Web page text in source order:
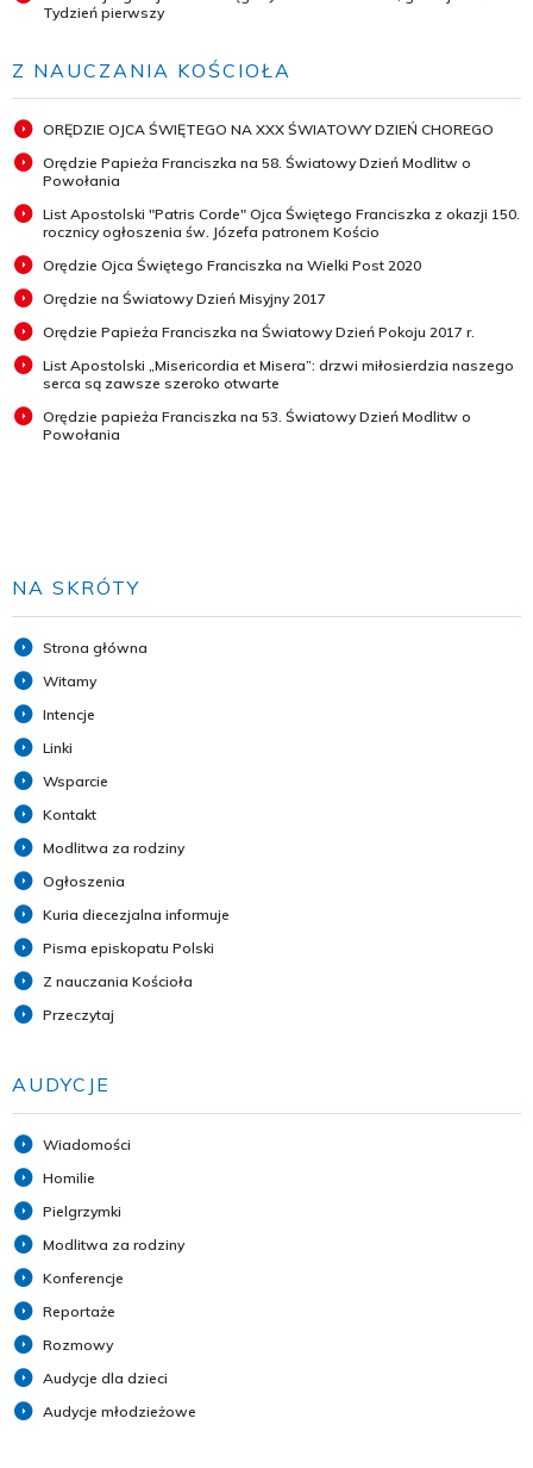
Tydzień pierwszy
Z NAUCZANIA KOŚCIOŁA
ORĘDZIE OJCA ŚWIĘTEGO NA XXX ŚWIATOWY DZIEŃ CHOREGO
Orędzie Papieża Franciszka na 58. Światowy Dzień Modlitw o
Powołania
List Apostolski "Patris Corde" Ojca Świętego Franciszka z okazji 150.
rocznicy ogłoszenia św. Józefa patronem Kościo
Orędzie Ojca Świętego Franciszka na Wielki Post 2020
Orędzie na Światowy Dzień Misyjny 2017
Orędzie Papieża Franciszka na Światowy Dzień Pokoju 2017 r.
List Apostolski „Misericordia et Misera”: drzwi miłosierdzia naszego
serca są zawsze szeroko otwarte
Orędzie papieża Franciszka na 53. Światowy Dzień Modlitw o
Powołania
NA SKRÓTY
Strona główna
Witamy
Intencje
Linki
Wsparcie
Kontakt
Modlitwa za rodziny
Ogłoszenia
Kuria diecezjalna informuje
Pisma episkopatu Polski
Z nauczania Kościoła
Przeczytaj
AUDYCJE
Wiadomości
Homilie
Pielgrzymki
Modlitwa za rodziny
Konferencje
Reportaże
Rozmowy
Audycje dla dzieci
Audycje młodzieżowe